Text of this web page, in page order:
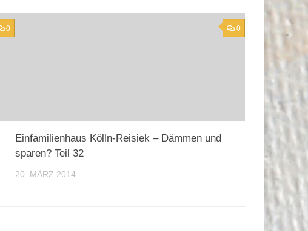
0 0
Einfamilienhaus Kölln-Reisiek – Dämmen und
sparen? Teil 32
20. MÄRZ 2014